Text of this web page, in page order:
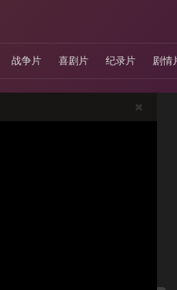
战争片 喜剧片 纪录片 剧情